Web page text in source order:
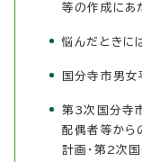
等の作成にあ
悩んだときに
国分寺市男女
第3次国分寺
配偶者等から
計画・第2次